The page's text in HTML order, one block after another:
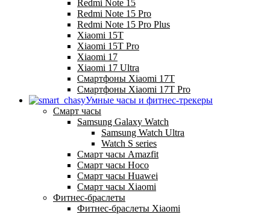
Redmi Note 15
Redmi Note 15 Pro
Redmi Note 15 Pro Plus
Xiaomi 15T
Xiaomi 15T Pro
Xiaomi 17
Xiaomi 17 Ultra
Смартфоны Xiaomi 17Т
Смартфоны Xiaomi 17Т Pro
Умные часы и фитнес-трекеры
Смарт часы
Samsung Galaxy Watch
Samsung Watch Ultra
Watch S series
Смарт часы Amazfit
Смарт часы Hoco
Смарт часы Huawei
Смарт часы Xiaomi
Фитнес-браслеты
Фитнес-браслеты Xiaomi